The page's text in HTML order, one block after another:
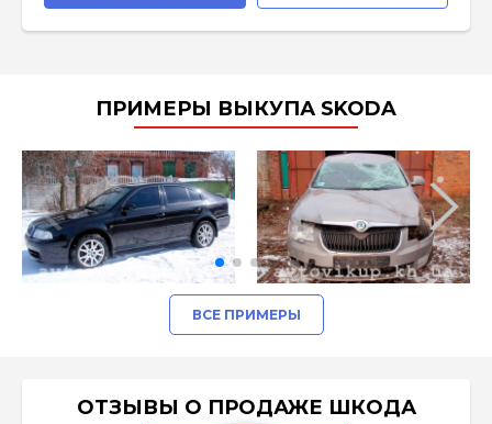
ПРИМЕРЫ ВЫКУПА SKODA
ВСЕ ПРИМЕРЫ
ОТЗЫВЫ О ПРОДАЖЕ ШКОДА